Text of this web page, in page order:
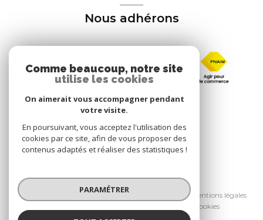
Nous adhérons
© 2026 | Tous droits réservés
Nos honoraires
Nos partenaires
Mentions légales
Cookies
Comme beaucoup, notre site
utilise les cookies
On aimerait vous accompagner pendant
votre visite.
En poursuivant, vous acceptez l'utilisation des
cookies par ce site, afin de vous proposer des
contenus adaptés et réaliser des statistiques !
PARAMÉTRER